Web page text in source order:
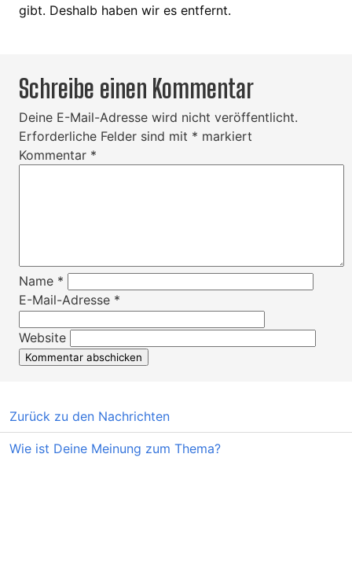
gibt. Deshalb haben wir es entfernt.
Schreibe einen Kommentar
Deine E-Mail-Adresse wird nicht veröffentlicht.
Erforderliche Felder sind mit * markiert
Kommentar *
Name *
E-Mail-Adresse *
Website
Zurück zu den Nachrichten
Wie ist Deine Meinung zum Thema?